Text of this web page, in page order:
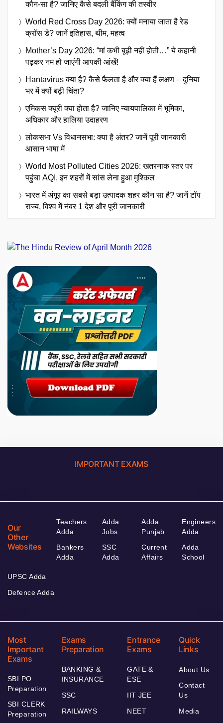
कौन-सा है? जानिए कैसे बदली बैंकिंग की तस्वीर
World Red Cross Day 2026: क्यों मनाया जाता है रेड
क्रॉस डे? जानें इतिहास, थीम, महत्व
Mother’s Day 2026: “मां कभी बूढ़ी नहीं होती…” ये कहानी
पढ़कर नम हो जाएंगी आपकी आंखें!
Hantavirus क्या है? कैसे फैलता है और क्या हैं लक्षण – दुनिया
भर में क्यों बढ़ी चिंता?
एमिकस क्यूरी क्या होता है? जानिए न्यायपालिका में भूमिका,
अधिकार और हालिया उदाहरण
लोकसभा Vs विधानसभा: क्या है अंतर? जानें पूरी जानकारी
आसान भाषा में
World Most Polluted Cities 2026: खतरनाक स्तर पर
पहुंचा AQI, इन शहरों में सांस लेना हुआ मुश्किल
भारत में अंगूर का सबसे बड़ा उत्पादक शहर कौन सा है? जानें टॉप
राज्य, विश्व में नंबर 1 देश और पूरी जानकारी
IMPORTANT EXAMS
Our
Other
Websites
Teachers
Adda
Bankers
Adda
Adda
Jobs
SSC
Adda
Adda
Punjab
Current
Affairs
Engineers
Adda
Adda
School
UPSC Adda
Defence Adda
Most
Important
Exams
SBI PO
Preparation
SBI CLERK
Preparation
Exams
Preparation
BANKING &
INSURANCE
SSC
RAILWAYS
Entrance
Exams
GATE &
ESE
IIT JEE
NEET
Quick
Links
About Us
Contact
Us
Media